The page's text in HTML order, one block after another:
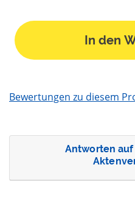
In den
Bewertungen zu diesem
Antworten auf